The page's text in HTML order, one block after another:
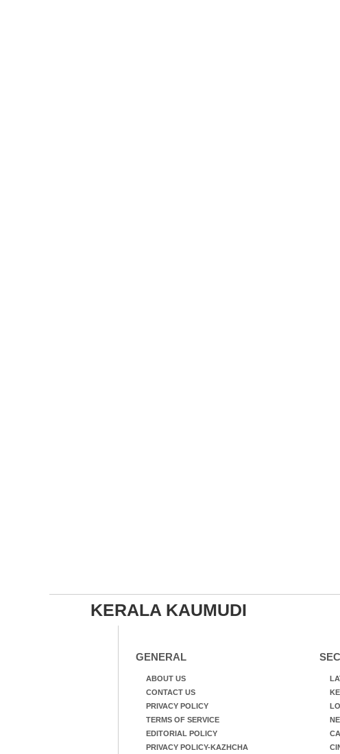
KERALA KAUMUDI
GENERAL
ABOUT US
CONTACT US
PRIVACY POLICY
TERMS OF SERVICE
EDITORIAL POLICY
PRIVACY POLICY-KAZHCHA